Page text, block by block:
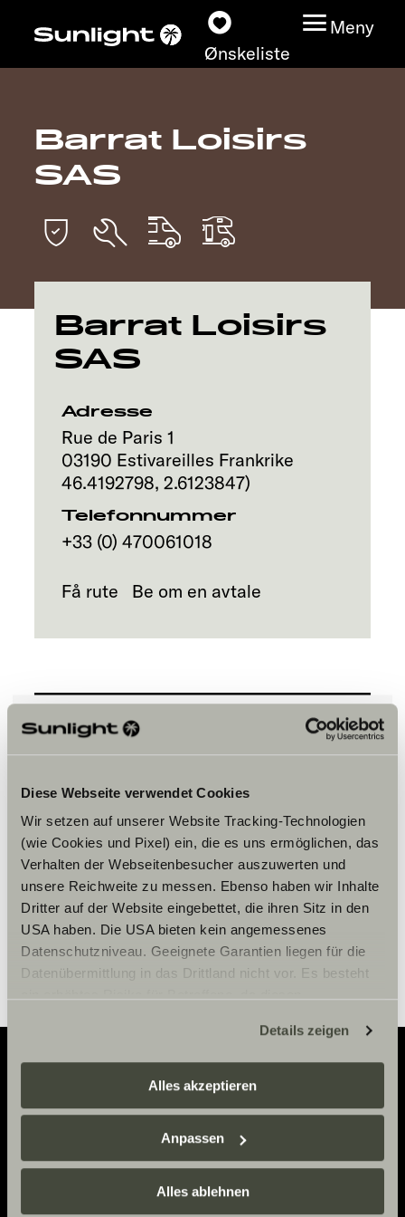
Diese Webseite verwendet Cookies
Wir setzen auf unserer Website Tracking-Technologien
(wie Cookies und Pixel) ein, die es uns ermöglichen, das
Verhalten der Webseitenbesucher auszuwerten und
unsere Reichweite zu messen. Ebenso haben wir Inhalte
Dritter auf der Website eingebettet, die ihren Sitz in den
USA haben. Die USA bieten kein angemessenes
Datenschutzniveau. Geeignete Garantien liegen für die
Datenübermittlung in das Drittland nicht vor. Es besteht
zustehen. Eingesetzte Dienstleister können Daten für
eigene Zwecke verarbeiten und mit anderen Daten
zusammenführen. Weitere Informationen finden Sie hier:
Datenschutzerklärung
einzelne Cookies/Dienste in den Einstellungen aus,
erteilen Sie uns Ihre Einwilligung zur Verarbeitung Ihrer
Daten zu den genannten Zwecken. Die Einwilligung ist
freiwillig, für den Besuch der Website nicht erforderlich
Details zeigen
Alles akzeptieren
Anpassen
Alles ablehnen
Ønskeliste
Meny
Modeller
Finn din Sunlight
Oppdage
Barrat Loisirs
SAS
Barrat Loisirs
SAS
Adresse
Rue de Paris 1
03190 Estivareilles Frankrike
46.4192798, 2.6123847)
Telefonnummer
+33 (0) 470061018
Få rute Be om en avtale
Vennligst aksepter
markedsføringscookies for å se
Innstillinger for cookies
Adventure
KONTAKT